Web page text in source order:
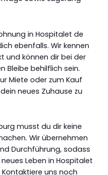
in Hospitalet de
ebenfalls. Wir kennen
und können dir bei der
Bleibe behilflich sein.
Miete oder zum Kauf
neues Zuhause zu
musst du dir keine
Wir übernehmen
Durchführung, sodass
Leben in Hospitalet
uns noch